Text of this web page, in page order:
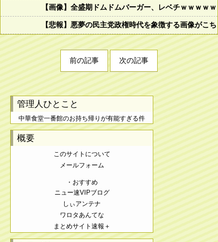
【画像】全盛期ドムドムバーガー、レベチｗｗｗｗ
【悲報】悪夢の民主党政権時代を象徴する画像がこ
前の記事 次の記事
管理人ひとこと
中華食堂一番館のお持ち帰りが有能すぎる件
概要
このサイトについて
メールフォーム
・おすすめ
ニュー速VIPブログ
しぃアンテナ
ワロタあんてな
まとめサイト速報＋